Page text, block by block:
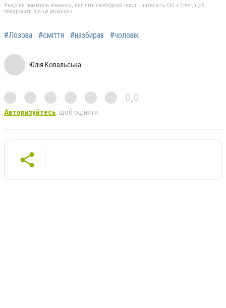
Якщо ви помітили помилку, виділіть необхідний текст і натисніть Ctrl + Enter, щоб
повідомити про це редакцію
#Лозова #сміття #назбирав #чоловік
Юлія Ковальська
0,0
Авторизуйтесь, щоб оцінити